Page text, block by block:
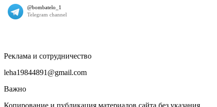
Реклама и сотрудничество
leha19844891@gmail.com
Важно
Копирование и публикация материалов сайта без указания